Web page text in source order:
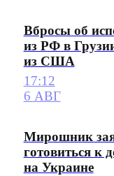
Вбросы об
из РФ в
из США
17:12
6 АВГ
Мирошник
готовиться к
на Украине